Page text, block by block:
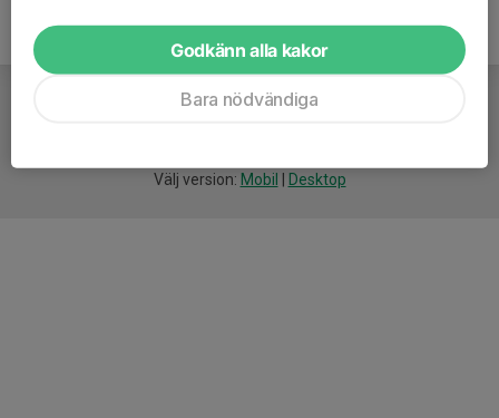
Välj version: Mobil Desktop
Godkänn alla kakor
Bara nödvändiga